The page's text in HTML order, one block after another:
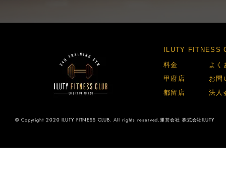
​ILUTY FITNESS
​料金​
​甲府店​
​都留店​
よく
お問
法人
© Copyright 2020 ILUTY FITNESS CLUB. All rights reserved.運営会社 株式会社ILUTY